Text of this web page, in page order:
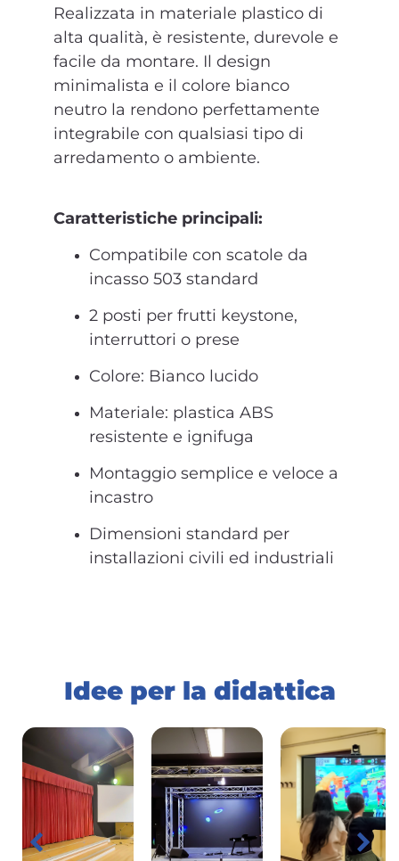
Realizzata in materiale plastico di
alta qualità, è resistente, durevole e
facile da montare. Il design
minimalista e il colore bianco
neutro la rendono perfettamente
integrabile con qualsiasi tipo di
arredamento o ambiente.
Caratteristiche principali:
Compatibile con scatole da
incasso 503 standard
2 posti per frutti keystone,
interruttori o prese
Colore: Bianco lucido
Materiale: plastica ABS
resistente e ignifuga
Montaggio semplice e veloce a
incastro
Dimensioni standard per
installazioni civili ed industriali
Idee per la didattica